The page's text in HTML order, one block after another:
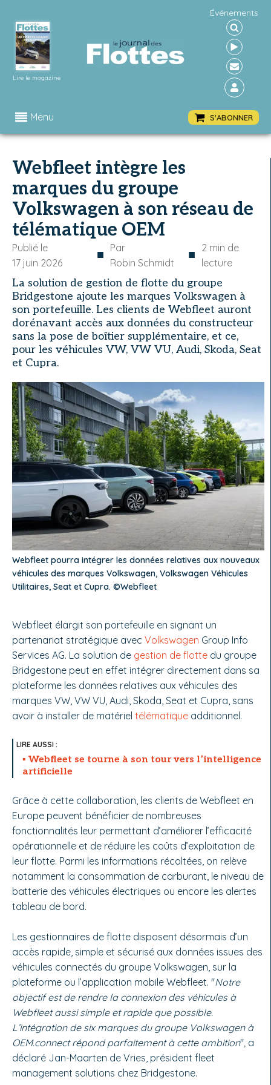
Lire le magazine
Événements
Menu S'ABONNER
Webfleet intègre les
marques du groupe
Volkswagen à son réseau de
télématique OEM
Publié le
17 juin 2026
■ Par
Robin Schmidt
■ 2 min de
lecture
La solution de gestion de flotte du groupe
Bridgestone ajoute les marques Volkswagen à
son portefeuille. Les clients de Webfleet auront
dorénavant accès aux données du constructeur
sans la pose de boîtier supplémentaire, et ce,
pour les véhicules VW, VW VU, Audi, Skoda, Seat
et Cupra.
Webfleet pourra intégrer les données relatives aux nouveaux
véhicules des marques Volkswagen, Volkswagen Véhicules
Utilitaires, Seat et Cupra. ©Webfleet
Webfleet élargit son portefeuille en signant un
partenariat stratégique avec Volkswagen Group Info
Services AG. La solution de gestion de flotte du groupe
Bridgestone peut en effet intégrer directement dans sa
plateforme les données relatives aux véhicules des
marques VW, VW VU, Audi, Skoda, Seat et Cupra, sans
avoir à installer de matériel télématique additionnel.
Webfleet se tourne à son tour vers l’intelligence
artificielle
Grâce à cette collaboration, les clients de Webfleet en
Europe peuvent bénéficier de nombreuses
fonctionnalités leur permettant d’améliorer l’efficacité
opérationnelle et de réduire les coûts d’exploitation de
leur flotte. Parmi les informations récoltées, on relève
notamment la consommation de carburant, le niveau de
batterie des véhicules électriques ou encore les alertes
tableau de bord.
Les gestionnaires de flotte disposent désormais d’un
accès rapide, simple et sécurisé aux données issues des
véhicules connectés du groupe Volkswagen, sur la
plateforme ou l’application mobile Webfleet. "Notre
objectif est de rendre la connexion des véhicules à
Webfleet aussi simple et rapide que possible.
L’intégration de six marques du groupe Volkswagen à
OEM.connect répond parfaitement à cette ambition" a
déclaré Jan-Maarten de Vries, président fleet
management solutions chez Bridgestone.